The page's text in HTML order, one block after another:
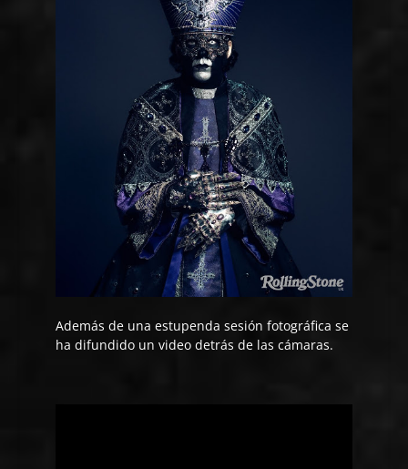
Además de una estupenda sesión fotográfica se
ha difundido un video detrás de las cámaras.